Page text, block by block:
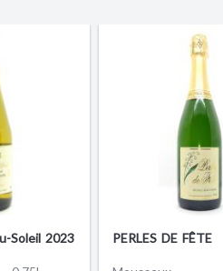
Soleil 2023 PERLES DE FÊTE